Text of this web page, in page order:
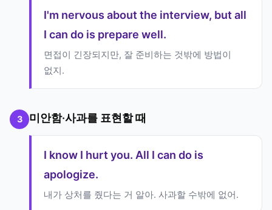
I'm nervous about the interview, but all
I can do is prepare well.
면접이 긴장되지만, 잘 준비하는 것밖에 방법이
없지.
3 미안함·사과를 표현할 때
I know I hurt you. All I can do is
apologize.
내가 상처를 줬다는 거 알아. 사과할 수밖에 없어.